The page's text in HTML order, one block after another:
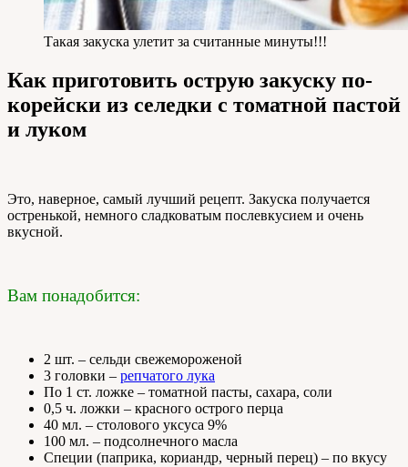
Такая закуска улетит за считанные минуты!!!
Как приготовить острую закуску по-
корейски из селедки с томатной пастой
и луком
Это, наверное, самый лучший рецепт. Закуска получается
остренькой, немного сладковатым послевкусием и очень
вкусной.
Вам понадобится:
2 шт. – сельди свежемороженой
3 головки – репчатого лука
По 1 ст. ложке – томатной пасты, сахара, соли
0,5 ч. ложки – красного острого перца
40 мл. – столового уксуса 9%
100 мл. – подсолнечного масла
Специи (паприка, кориандр, черный перец) – по вкусу